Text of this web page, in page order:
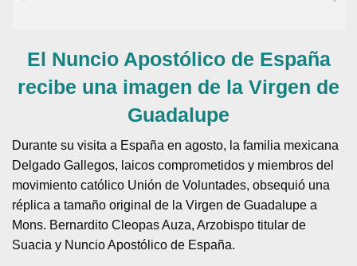
El Nuncio Apostólico de España
recibe una imagen de la Virgen de
Guadalupe
Durante su visita a España en agosto, la familia mexicana
Delgado Gallegos, laicos comprometidos y miembros del
movimiento católico Unión de Voluntades, obsequió una
réplica a tamaño original de la Virgen de Guadalupe a
Mons. Bernardito Cleopas Auza, Arzobispo titular de
Suacia y Nuncio Apostólico de España.